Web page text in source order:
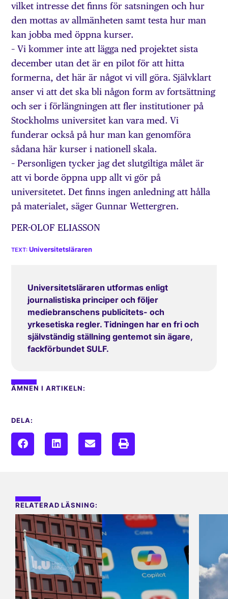
vilket intresse det finns för satsningen och hur
den mottas av allmänheten samt testa hur man
kan jobba med öppna kurser.
– Vi kommer inte att lägga ned projektet sista
december utan det är en pilot för att hitta
formerna, det här är något vi vill göra. Självklart
anser vi att det ska bli någon form av fortsättning
och ser i förlängningen att fler institutioner på
Stockholms universitet kan vara med. Vi
funderar också på hur man kan genomföra
sådana här kurser i nationell skala.
– Personligen tycker jag det slutgiltiga målet är
att vi borde öppna upp allt vi gör på
universitetet. Det finns ingen anledning att hålla
på materialet, säger Gunnar Wettergren.
PER-OLOF ELIASSON
Universitetsläraren
Universitetsläraren utformas enligt
journalistiska principer och följer
mediebranschens publicitets- och
yrkesetiska regler. Tidningen har en fri och
självständig ställning gentemot sin ägare,
fackförbundet SULF.
ÄMNEN I ARTIKELN:
DELA:
RELATERAD LÄSNING: